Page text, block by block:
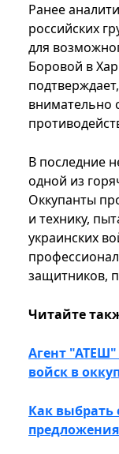
Ранее
российских
для
Боровой в
внимательно
В последние
одной из
Оккупанты
и технику,
украинских
защитников,
Читайте
Агент
войск в
Как выбрать